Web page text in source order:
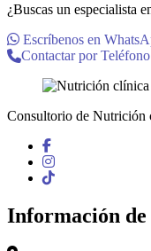
¿Buscas un especialista
Escríbenos en
Contactar por Teléfono
Consultorio de Nutrición
Información de